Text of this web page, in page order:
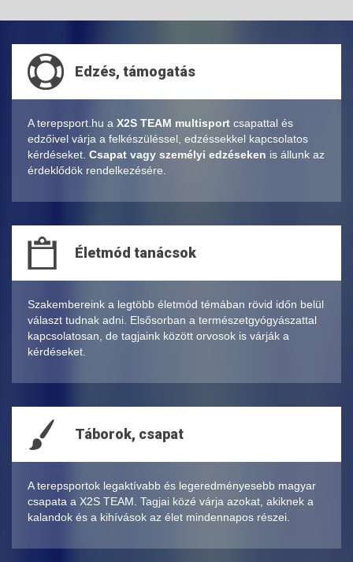
Edzés, támogatás
A terepsport.hu a X2S TEAM multisport csapattal és
edzőivel várja a felkészüléssel, edzéssekkel kapcsolatos
kérdéseket. Csapat vagy személyi edzéseken is állunk az
érdeklődök rendelkezésére.
Életmód tanácsok
Szakembereink a legtöbb életmód témában rövid időn belül
választ tudnak adni. Elsősorban a természetgyógyászattal
kapcsolatosan, de tagjaink között orvosok is várják a
kérdéseket.
Táborok, csapat
A terepsportok legaktívabb és legeredményesebb magyar
csapata a X2S TEAM. Tagjai közé várja azokat, akiknek a
kalandok és a kihívások az élet mindennapos részei.